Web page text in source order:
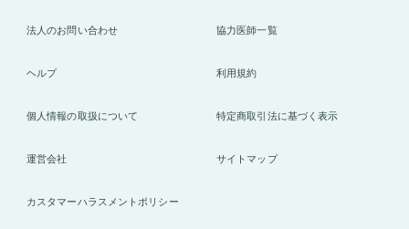
法人のお問い合わせ 協力医師一覧
ヘルプ 利用規約
個人情報の取扱について 特定商取引法に基づく表示
運営会社 サイトマップ
カスタマーハラスメントポリシー